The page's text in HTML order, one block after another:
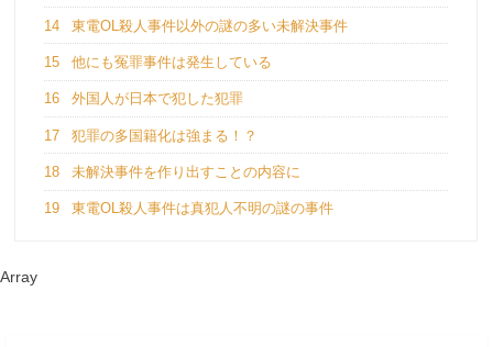
14 東電OL殺人事件以外の謎の多い未解決事件
15 他にも冤罪事件は発生している
16 外国人が日本で犯した犯罪
17 犯罪の多国籍化は強まる！？
18 未解決事件を作り出すことの内容に
19 東電OL殺人事件は真犯人不明の謎の事件
Array